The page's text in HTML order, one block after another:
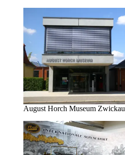
August Horch Museum Zwickau